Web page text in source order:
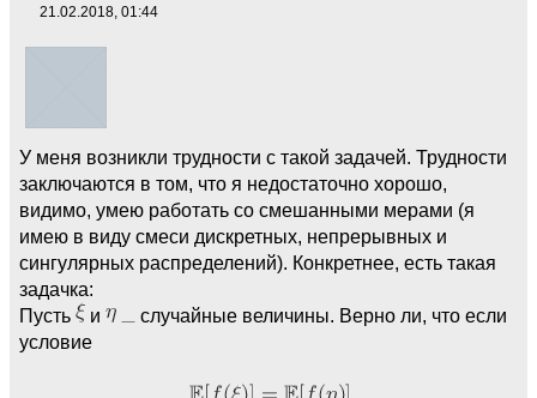
21.02.2018, 01:44
У меня возникли трудности с такой задачей. Трудности
заключаются в том, что я недостаточно хорошо,
видимо, умею работать со смешанными мерами (я
имею в виду смеси дискретных, непрерывных и
сингулярных распределений). Конкретнее, есть такая
задачка:
Пусть
и
случайные величины. Верно ли, что если
условие